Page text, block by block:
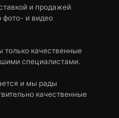
и продажей
фото- и видео
только качественные
специалистами.
и мы рады
качественные